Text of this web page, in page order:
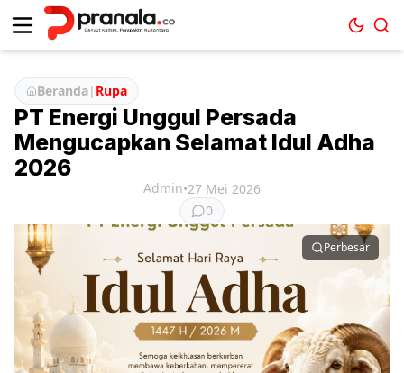
Beranda| Rupa
PT Energi Unggul Persada
Mengucapkan Selamat Idul Adha
2026
Admin•27 Mei 2026
0
Perbesar